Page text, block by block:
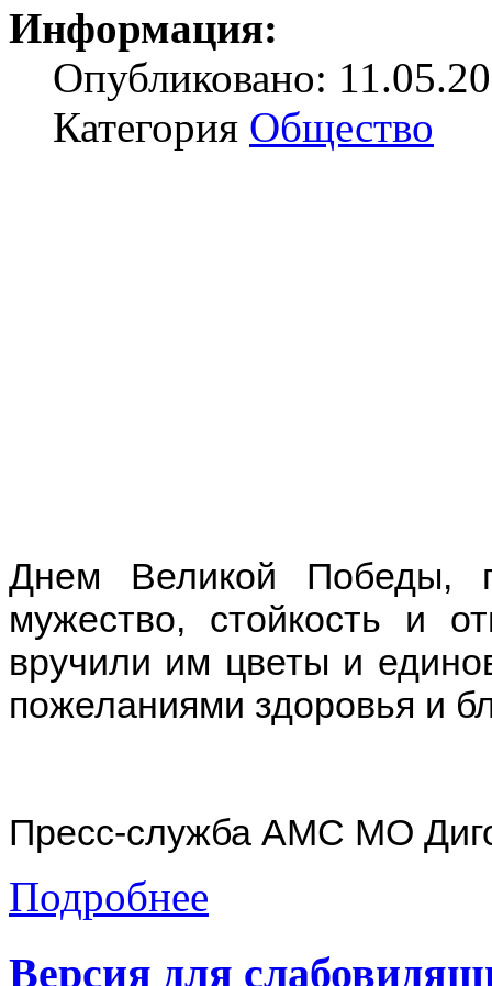
Информация:
Опубликовано:
Категория Общество
Днем Великой Победы,
мужество, стойкость и
вручили им цветы и
пожеланиями здоровья и
Пресс-служба АМС МО
Подробнее
Версия для